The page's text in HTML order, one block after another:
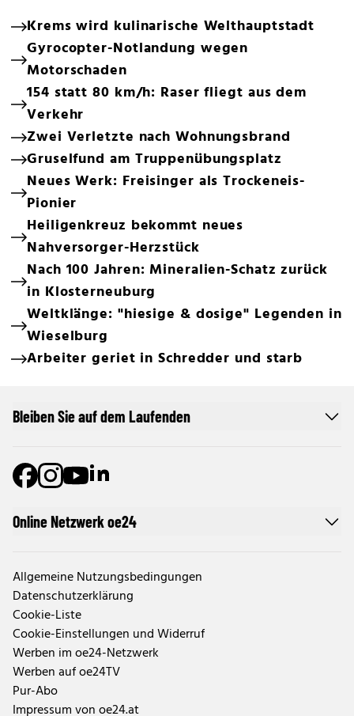
Krems wird kulinarische Welthauptstadt
Gyrocopter-Notlandung wegen
Motorschaden
154 statt 80 km/h: Raser fliegt aus dem
Verkehr
Zwei Verletzte nach Wohnungsbrand
Gruselfund am Truppenübungsplatz
Neues Werk: Freisinger als Trockeneis-
Pionier
Heiligenkreuz bekommt neues
Nahversorger-Herzstück
Nach 100 Jahren: Mineralien-Schatz zurück
in Klosterneuburg
Weltklänge: "hiesige & dosige" Legenden in
Wieselburg
Arbeiter geriet in Schredder und starb
Online Netzwerk oe24
Allgemeine Nutzungsbedingungen
Datenschutzerklärung
Cookie-Liste
Cookie-Einstellungen und Widerruf
Werben im oe24-Netzwerk
Werben auf oe24TV
Pur-Abo
Impressum von oe24.at
Bleiben Sie auf dem Laufenden